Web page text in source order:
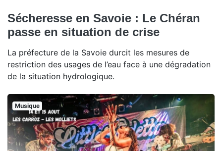
Sécheresse en Savoie : Le Chéran
passe en situation de crise
La préfecture de la Savoie durcit les mesures de
restriction des usages de l’eau face à une dégradation
de la situation hydrologique.
Musique